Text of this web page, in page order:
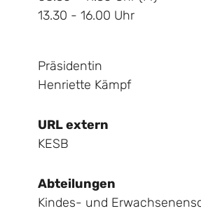
13.30 - 16.00 Uhr
Präsidentin
Henriette Kämpf
URL extern
KESB
Abteilungen
Kindes- und